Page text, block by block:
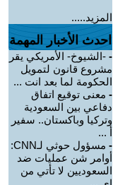
المزيد.....
احدث الأخبار المهمة
- -الشيوخ- الأمريكي يقر
مشروع قانون لتمويل
الحكومة لما بعد انت ...
- معنى توقيع اتفاق
دفاعي بين السعودية
وتركيا وباكستان.. سفير
أ ...
-
مسؤول حوثي لـCNN:
أوامر شن عمليات ضد
السعوديين لا تأتي من